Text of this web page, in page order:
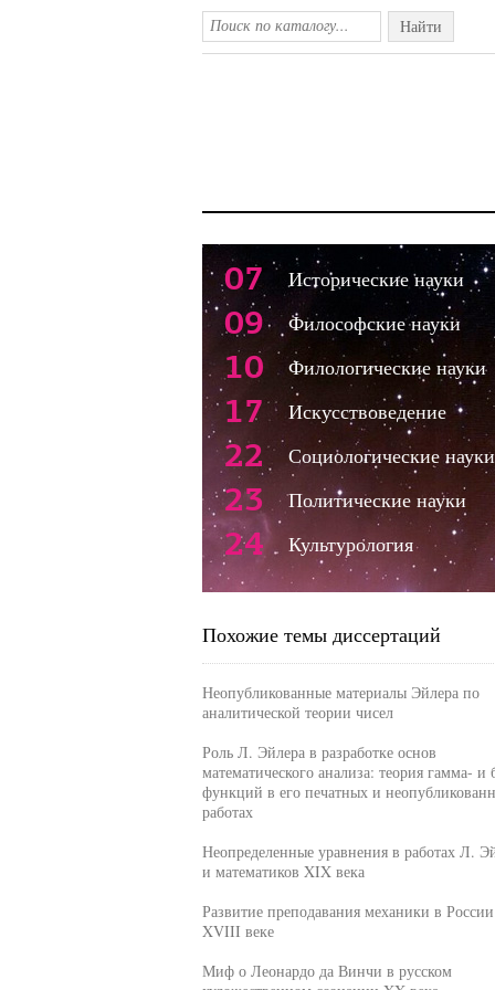
Найти
07 Исторические науки
09 Философские науки
10 Филологические науки
17 Искусствоведение
22 Социологические науки
23 Политические науки
24 Культурология
Похожие темы диссертаций
Неопубликованные материалы Эйлера по
аналитической теории чисел
Роль Л. Эйлера в разработке основ
математического анализа: теория гамма- и
функций в его печатных и
работах
Неопределенные уравнения в работах Л.
и математиков XIX века
Развитие преподавания механики в
XVIII веке
Миф о Леонардо да Винчи в русском